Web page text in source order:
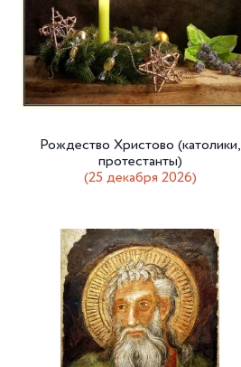
Рождество Христово (католики,
протестанты)
(25 декабря 2026)